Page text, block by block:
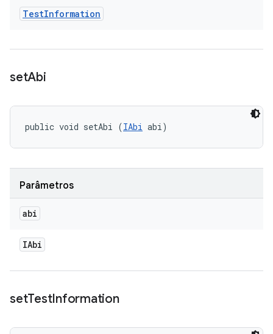
TestInformation
setAbi
public void setAbi (IAbi abi)
Parâmetros
abi
IAbi
setTestInformation